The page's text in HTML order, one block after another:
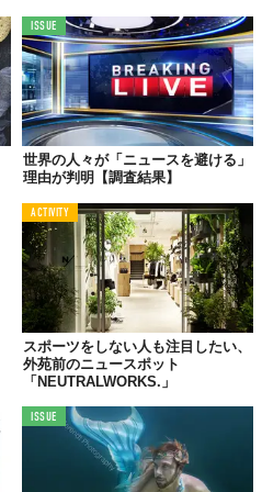
ISSUE
世界の人々が「ニュースを避ける」
理由が判明【調査結果】
ACTIVITY
スポーツをしない人も注目したい、
外苑前のニュースポット
「NEUTRALWORKS.」
ISSUE